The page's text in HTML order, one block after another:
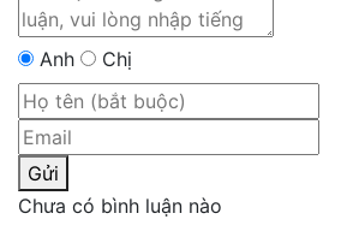
Anh Chị
Gửi
Chưa có bình luận nào